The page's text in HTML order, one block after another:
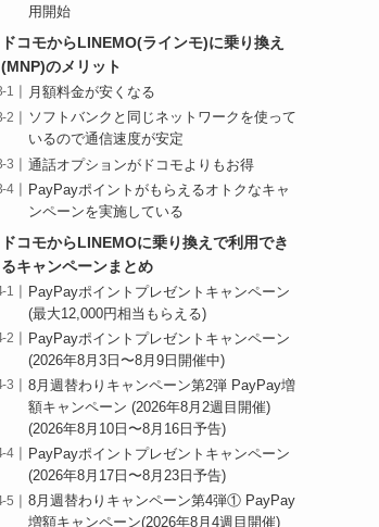
用開始
ドコモからLINEMO(ラインモ)に乗り換え
(MNP)のメリット
月額料金が安くなる
ソフトバンクと同じネットワークを使って
いるので通信速度が安定
通話オプションがドコモよりもお得
PayPayポイントがもらえるオトクなキャ
ンペーンを実施している
ドコモからLINEMOに乗り換えで利用でき
るキャンペーンまとめ
PayPayポイントプレゼントキャンペーン
(最大12,000円相当もらえる)
PayPayポイントプレゼントキャンペーン
(2026年8月3日〜8月9日開催中)
8月週替わりキャンペーン第2弾 PayPay増
額キャンペーン (2026年8月2週目開催)
(2026年8月10日〜8月16日予告)
PayPayポイントプレゼントキャンペーン
(2026年8月17日〜8月23日予告)
8月週替わりキャンペーン第4弾① PayPay
増額キャンペーン(2026年8月4週目開催)